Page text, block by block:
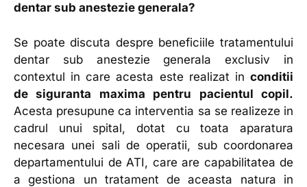
dentar sub anestezie generala?
Se poate discuta despre beneficiile tratamentului
dentar sub anestezie generala exclusiv in
contextul in care acesta este realizat in conditii
de siguranta maxima pentru pacientul copil.
Acesta presupune ca interventia sa se realizeze in
cadrul unui spital, dotat cu toata aparatura
necesara unei sali de operatii, sub coordonarea
departamentului de ATI, care are capabilitatea de
a gestiona un tratament de aceasta natura in